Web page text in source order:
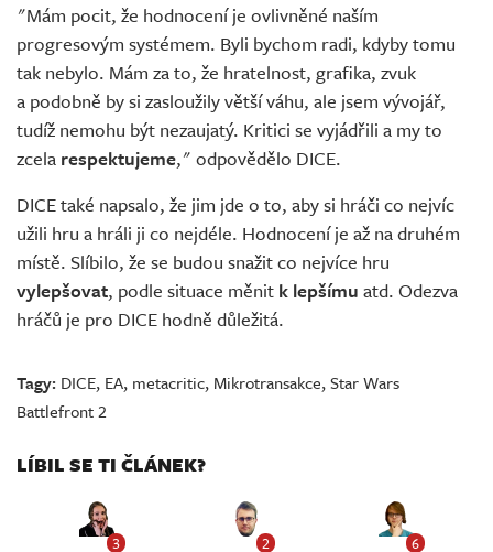
"Mám pocit, že hodnocení je ovlivněné naším
progresovým systémem. Byli bychom radi, kdyby tomu
tak nebylo. Mám za to, že hratelnost, grafika, zvuk
a podobně by si zasloužily větší váhu, ale jsem vývojář,
tudíž nemohu být nezaujatý. Kritici se vyjádřili a my to
zcela respektujeme," odpovědělo DICE.
DICE také napsalo, že jim jde o to, aby si hráči co nejvíc
užili hru a hráli ji co nejdéle. Hodnocení je až na druhém
místě. Slíbilo, že se budou snažit co nejvíce hru
vylepšovat, podle situace měnit k lepšímu atd. Odezva
hráčů je pro DICE hodně důležitá.
Tagy: DICE, EA, metacritic, Mikrotransakce,Star Wars
Battlefront 2
LÍBIL SE TI ČLÁNEK?
3 2 6